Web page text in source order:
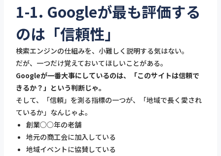
1-1. Googleが最も評価する
のは「信頼性」
検索エンジンの仕組みを、小難しく説明する気はない。
だが、一つだけ覚えておいてほしいことがある。
Googleが一番大事にしているのは、「このサイトは信頼で
きるか？」という判断じゃ。
そして、「信頼」を測る指標の一つが、「地域で長く愛され
ているか」なんじゃよ。
創業○○年の老舗
地元の商工会に加入している
地域イベントに協賛している